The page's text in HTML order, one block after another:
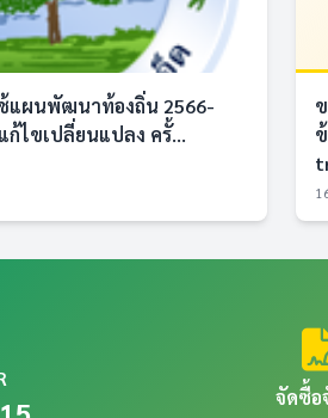
ช้แผนพัฒนาท้องถิ่น 2566-
ก้ไขเปลี่ยนแปลง ครั้...
จัดซื้อ